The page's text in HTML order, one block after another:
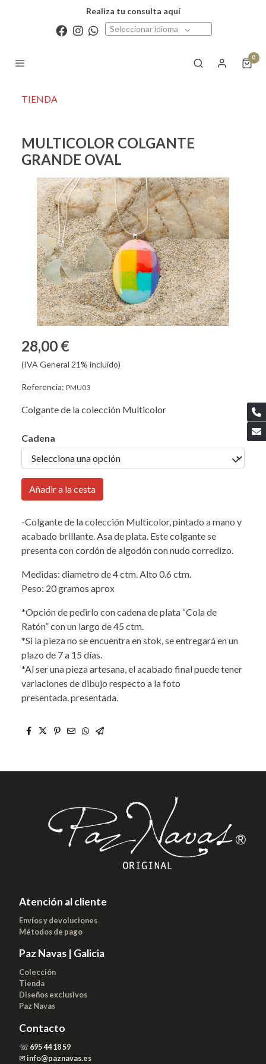
Realiza tu consulta aquí
Seleccionar idioma
0
TIENDA
MULTICOLOR COLGANTE
GRANDE OVAL
28,00 €
(IVA General 21% incluido)
Referencia: PMU03
Colgante de la colección Multicolor
Cadena
Añadir a la cesta
-Colgante de la colección Multicolor, pintado a mano y
acabado brillante. Asa de plata. Este colgante se
presenta con cordón de algodón con nudo corredizo.
Medidas: diametro de 4 ctm. Alto 0.6 ctm.
Peso: 20 gramos aprox
*Opción de pedirlo con cadena de plata “Cola de
Ratón” con un largo de 45 ctm.
*Si la pieza no se encuentra en stok, se entregará en un
plazo de 7 a 15 días.
*Al ser una pieza artesana, el acabado final puede tener
variaciones de dibujo respecto a la foto
presentada. presentada.
Atención al cliente
Envíos y devoluciones
Métodos de pago
Paz Navas | Galicia
Colección
Tienda
Diseños exclusivos
Paz Navas
Contacto
☏695 44 18 59
✉info@paznavas.es